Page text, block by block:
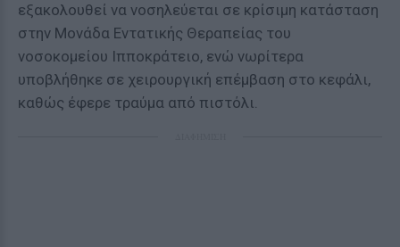
εξακολουθεί να νοσηλεύεται σε κρίσιμη κατάσταση
στην Μονάδα Εντατικής Θεραπείας του
νοσοκομείου Ιπποκράτειο, ενώ νωρίτερα
υποβλήθηκε σε χειρουργική επέμβαση στο κεφάλι,
καθώς έφερε τραύμα από πιστόλι.